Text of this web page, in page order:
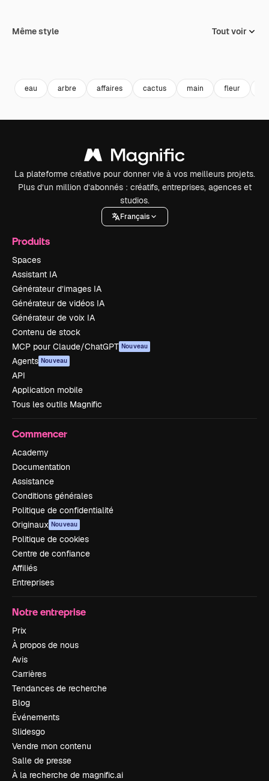
Même style Tout voir
eau arbre affaires cactus main fleur
La plateforme créative pour donner vie à vos meilleurs projets.
Plus d’un million d’abonnés : créatifs, entreprises, agences et
studios.
Français
Produits
Spaces
Assistant IA
Générateur d’images IA
Générateur de vidéos IA
Générateur de voix IA
Contenu de stock
MCP pour Claude/ChatGPT Nouveau
Agents Nouveau
API
Application mobile
Tous les outils Magnific
Commencer
Academy
Documentation
Assistance
Conditions générales
Politique de confidentialité
Originaux Nouveau
Politique de cookies
Centre de confiance
Affiliés
Entreprises
Notre entreprise
Prix
À propos de nous
Avis
Carrières
Tendances de recherche
Blog
Événements
Slidesgo
Vendre mon contenu
Salle de presse
À la recherche de magnific.ai